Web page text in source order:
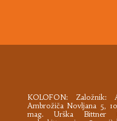
KOLOFON: Založnik:
Ambrožiča Novljana 5,
mag. Urška